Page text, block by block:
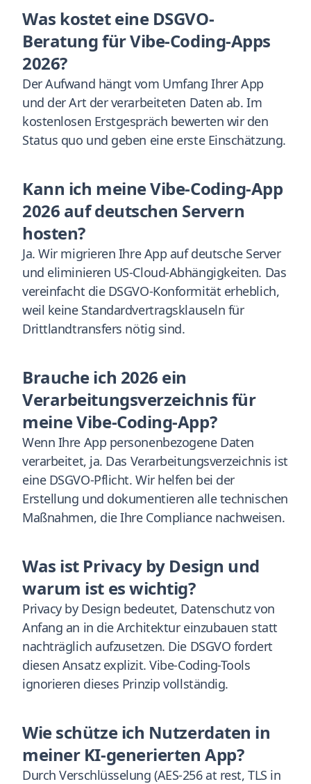
Was kostet eine DSGVO-
Beratung für Vibe-Coding-Apps
2026?
Der Aufwand hängt vom Umfang Ihrer App
und der Art der verarbeiteten Daten ab. Im
kostenlosen Erstgespräch bewerten wir den
Status quo und geben eine erste Einschätzung.
Kann ich meine Vibe-Coding-App
2026 auf deutschen Servern
hosten?
Ja. Wir migrieren Ihre App auf deutsche Server
und eliminieren US-Cloud-Abhängigkeiten. Das
vereinfacht die DSGVO-Konformität erheblich,
weil keine Standardvertragsklauseln für
Drittlandtransfers nötig sind.
Brauche ich 2026 ein
Verarbeitungsverzeichnis für
meine Vibe-Coding-App?
Wenn Ihre App personenbezogene Daten
verarbeitet, ja. Das Verarbeitungsverzeichnis ist
eine DSGVO-Pflicht. Wir helfen bei der
Erstellung und dokumentieren alle technischen
Maßnahmen, die Ihre Compliance nachweisen.
Was ist Privacy by Design und
warum ist es wichtig?
Privacy by Design bedeutet, Datenschutz von
Anfang an in die Architektur einzubauen statt
nachträglich aufzusetzen. Die DSGVO fordert
diesen Ansatz explizit. Vibe-Coding-Tools
ignorieren dieses Prinzip vollständig.
Wie schütze ich Nutzerdaten in
meiner KI-generierten App?
Durch Verschlüsselung (AES-256 at rest, TLS in